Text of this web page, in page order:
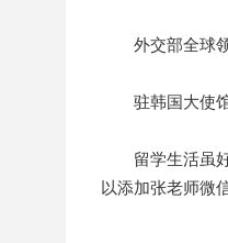
外交部全球领
驻韩国大使馆
留学生活虽好
以添加张老师微